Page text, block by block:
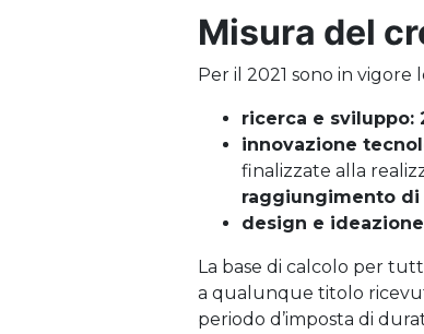
Misura del
Per il 2021 sono in
ricerca e sviluppo:
innovazione
finalizzate alla
raggiungimento
design e
La base di calcolo per
a qualunque titolo
periodo d’imposta di